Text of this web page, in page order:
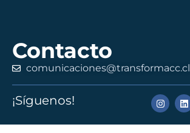
Contacto
comunicaciones@transformacc.cl
¡Síguenos!